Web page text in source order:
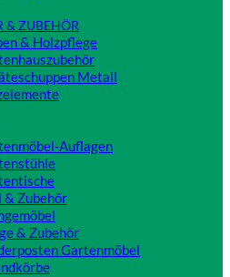
& ZUBEHÖR
& Holzpflege
Metall
Auflagen
& Zubehör
& Zubehör
Gartenmöbel